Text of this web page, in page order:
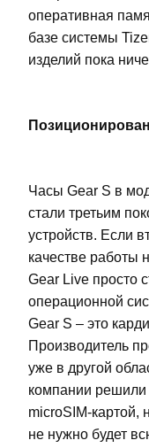
оперативная
базе системы
изделий пока
Часы Gear S в
стали третьим
устройств. Если
качестве работы
Gear Live просто
операционной
Gear S – это
Производитель
уже в другой
компании решили
microSIM-картой,
не нужно будет